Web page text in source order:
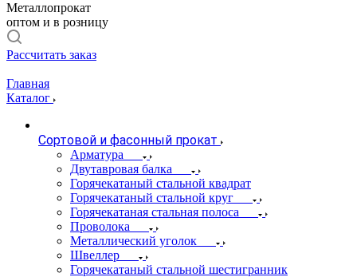
Металлопрокат
оптом и в розницу
Рассчитать заказ
Главная
Каталог
Сортовой и фасонный прокат
Арматура
Двутавровая балка
Горячекатаный стальной квадрат
Горячекатаный стальной круг
Горячекатаная стальная полоса
Проволока
Металлический уголок
Швеллер
Горячекатаный стальной шестигранник